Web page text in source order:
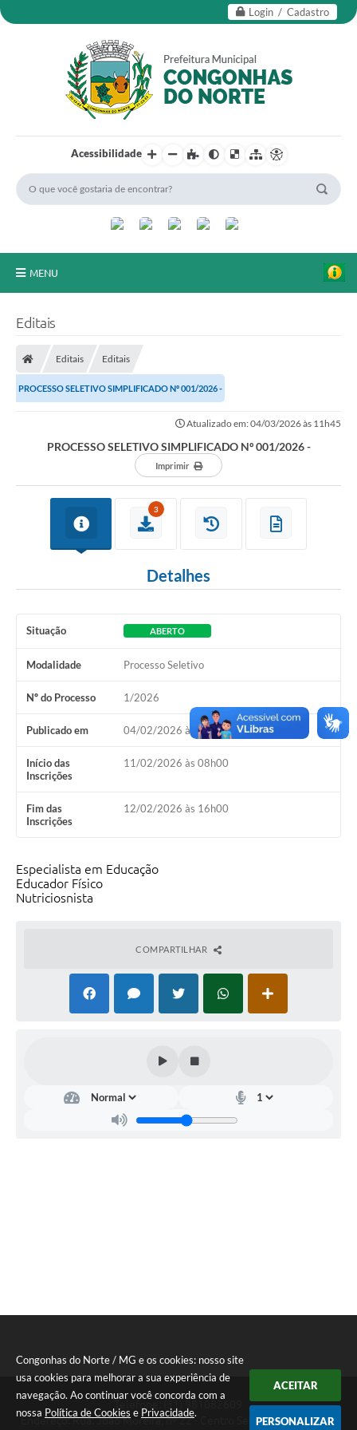
Congonhas do Norte / MG e os cookies: nosso site
usa cookies para melhorar a sua experiência de
navegação. Ao continuar você concorda com a
nossa Política de Cookies e Privacidade.
ACEITAR
PERSONALIZAR
Login / Cadastro
Acessibilidade
MENU
Ouvidoria
Legislação
Serviços Online
Telefones Úteis
Editais
Editais Editais
PROCESSO SELETIVO SIMPLIFICADO Nº 001/2026 -
Atualizado em: 04/03/2026 às 11h45
PROCESSO SELETIVO SIMPLIFICADO Nº 001/2026 -
Imprimir
3
Detalhes
Situação ABERTO
Modalidade Processo Seletivo
Nº do Processo 1/2026
Publicado em 04/02/2026 às 15h13
Início das
Inscrições
11/02/2026 às 08h00
Fim das
Inscrições
12/02/2026 às 16h00
Especialista em Educação
Educador Físico
Nutriciosnista
COMPARTILHAR
Endereço: Rua: João Moreira, nº 22 - Centro Segunda a Sexta das